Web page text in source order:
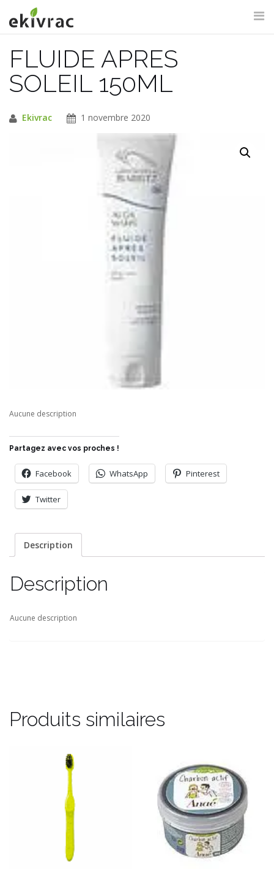
au
contenu
RECHERCHE DU SITE
FLUIDE APRES
SOLEIL 150ML
Ekivrac 1 novembre 2020
Aucune description
Partagez avec vos proches !
Facebook WhatsApp Pinterest
Twitter
Description
Description
Aucune description
Produits similaires